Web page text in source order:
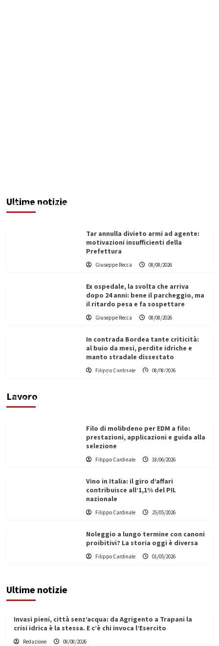
Ultime notizie
Redazione 08/08/2026
Tar annulla divieto armi ad agente:
motivazioni insufficienti della
Prefettura
Giuseppe Recca 08/08/2026
Ex ospedale, la svolta che arriva
dopo 24 anni: bene il parcheggio, ma
il ritardo pesa e fa sospettare
Giuseppe Recca 08/08/2026
In contrada Bordea tante criticità:
al buio da mesi, perdite idriche e
manto stradale dissestato
Filippo Cardinale 08/08/2026
Lavoro
L’ingegnere saccense Buscarnera partner chiave
di un progetto transnazionale per la transizione
Filippo Cardinale
Filo di molibdeno per EDM a filo:
prestazioni, applicazioni e guida alla
selezione
Filippo Cardinale 18/06/2026
Vino in Italia: il giro d’affari
contribuisce all’1,1% del PIL
nazionale
Filippo Cardinale 25/05/2026
Noleggio a lungo termine con canoni
proibitivi? La storia oggi è diversa
Filippo Cardinale 01/05/2026
Ultime notizie
Invasi pieni, città senz’acqua: da Agrigento a Trapani la
crisi idrica è la stessa. E c’è chi invoca l’Esercito
Redazione 08/08/2026